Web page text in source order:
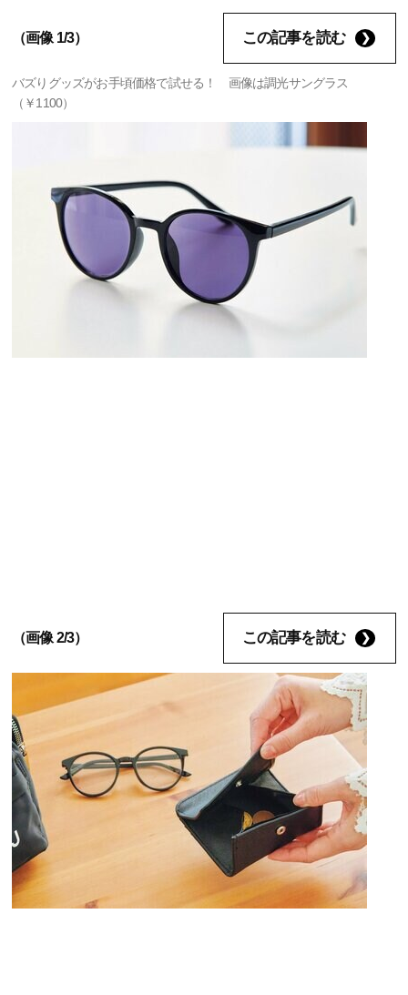
（画像 1/3） この記事を読む
バズりグッズがお手頃価格で試せる！ 画像は調光サングラス
（￥1100）
（画像 2/3） この記事を読む